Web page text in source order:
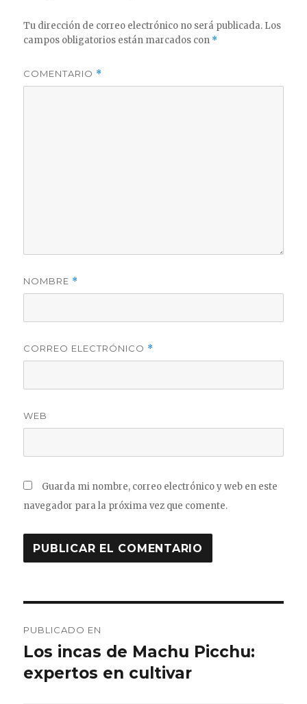
Tu dirección de correo electrónico no será publicada. Los
campos obligatorios están marcados con *
COMENTARIO *
NOMBRE *
CORREO ELECTRÓNICO *
WEB
Guarda mi nombre, correo electrónico y web en este
navegador para la próxima vez que comente.
de
entradas
PUBLICADO EN
Los incas de Machu Picchu:
expertos en cultivar